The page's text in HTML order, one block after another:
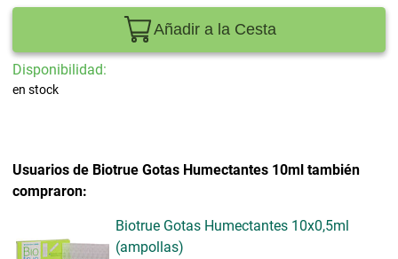
Añadir a la Cesta
Disponibilidad:
en stock
Usuarios de Biotrue Gotas Humectantes 10ml también
compraron:
Biotrue Gotas Humectantes 10x0,5ml
(ampollas)